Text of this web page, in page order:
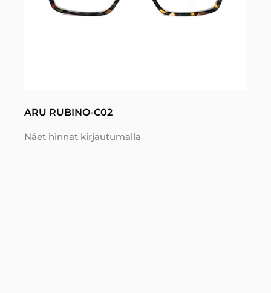
ARU RUBINO-C02
Näet hinnat kirjautumalla